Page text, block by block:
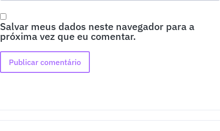
Salvar meus dados neste navegador para a
próxima vez que eu comentar.